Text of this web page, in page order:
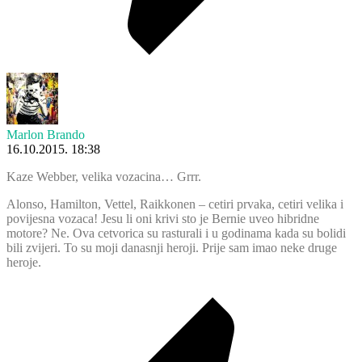
Marlon Brando
16.10.2015. 18:38
Kaze Webber, velika vozacina… Grrr.
Alonso, Hamilton, Vettel, Raikkonen – cetiri prvaka, cetiri velika i
povijesna vozaca! Jesu li oni krivi sto je Bernie uveo hibridne
motore? Ne. Ova cetvorica su rasturali i u godinama kada su bolidi
bili zvijeri. To su moji danasnji heroji. Prije sam imao neke druge
heroje.